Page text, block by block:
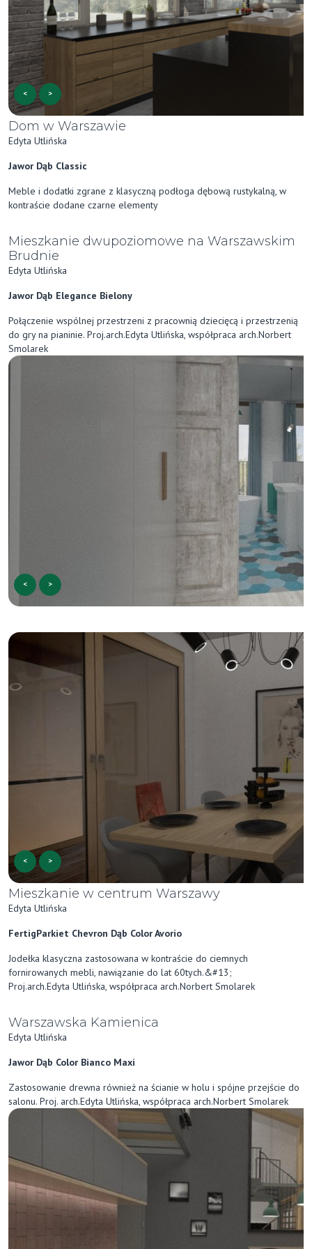
< >
Dom w Warszawie
Edyta Utlińska
Jawor Dąb Classic
Meble i dodatki zgrane z klasyczną podłoga dębową rustykalną, w
kontraście dodane czarne elementy
Mieszkanie dwupoziomowe na Warszawskim
Brudnie
Edyta Utlińska
Jawor Dąb Elegance Bielony
Połączenie wspólnej przestrzeni z pracownią dziecięcą i przestrzenią
do gry na pianinie. Proj.arch.Edyta Utlińska, współpraca arch.Norbert
Smolarek
< >
< >
Mieszkanie w centrum Warszawy
Edyta Utlińska
FertigParkiet Chevron Dąb Color Avorio
Jodełka klasyczna zastosowana w kontraście do ciemnych
fornirowanych mebli, nawiązanie do lat 60tych.&#13;
Proj.arch.Edyta Utlińska, współpraca arch.Norbert Smolarek
Warszawska Kamienica
Edyta Utlińska
Jawor Dąb Color Bianco Maxi
Zastosowanie drewna również na ścianie w holu i spójne przejście do
salonu. Proj. arch.Edyta Utlińska, współpraca arch.Norbert Smolarek